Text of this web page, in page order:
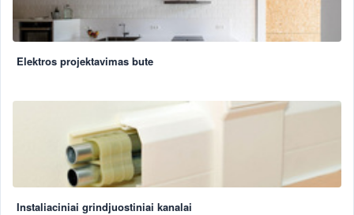
Elektros projektavimas bute
Instaliaciniai grindjuostiniai kanalai